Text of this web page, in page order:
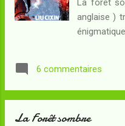
alimentés
la racine -
jusqu'à
La forêt
anglaise )
une
Epée, Luo
Soleil et à
6 commentaires
La Forêt sombre